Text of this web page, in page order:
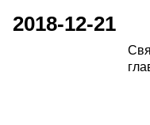
2018-12-21